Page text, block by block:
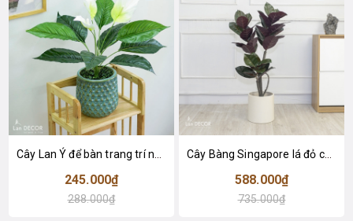
245.000₫
288.000₫
Cây Bàng Singapore lá đỏ cây giả trang trí Lan Decor (110cm) - LC2918-1
588.000₫
735.000₫